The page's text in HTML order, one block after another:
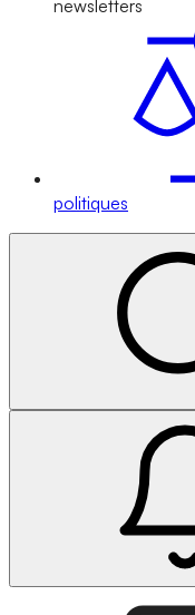
newsletters
politiques